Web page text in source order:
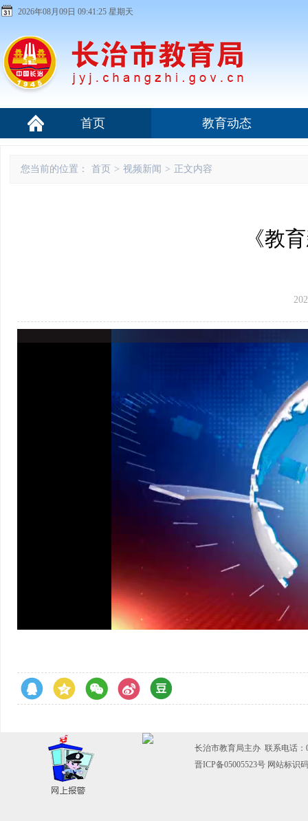
2026年08月09日 09:41:26 星期天
首页 教育动态
您当前的位置： 首页 > 视频新闻 > 正文内容
《教
长治市教育局主办 联系电话：
晋ICP备05005523号 网站标识